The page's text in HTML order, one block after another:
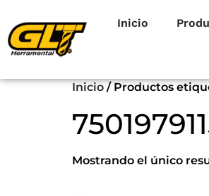
Inicio
Inicio/ Productos
Mostrando el único